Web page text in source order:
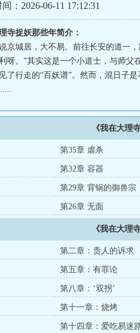
：2026-06-11 17:12:31
寺捉妖那些年简介：
京城居，大不易。前往长安的道一
呀。”其实这是一个小道士，与师父
了行走的“百妖谱”。然而，混日子
《我在大理
第35章 虐杀
第32章 容器
第29章 背锅的御兽宗
第26章 无面
《我在大理
第二章：贵人的诉求
第五章：有罪论
第八章：‘双拐’
第十一章：烧烤
第十四章：爱吃易迷